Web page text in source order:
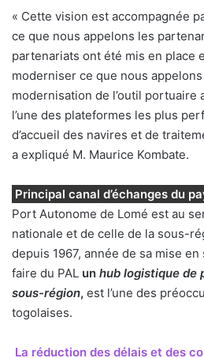
« Cette vision est accompagnée
ce que nous appelons les
partenariats ont été mis en place
moderniser ce que nous
modernisation de l’outil portuaire
l’une des plateformes les plus
d’accueil des navires et de
a expliqué M. Maurice Kombate.
Principal canal d’échanges du
Port Autonome de Lomé est au
nationale et de celle de la sous-
depuis 1967, année de sa mise en
faire du PAL un hub logistique de
sous-région, est l’une des
togolaises.
La réduction des délais et des